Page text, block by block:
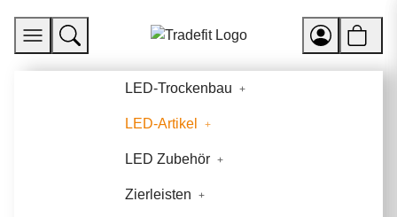
LED-Trockenbau
LED-Artikel
LED Zubehör
Zierleisten